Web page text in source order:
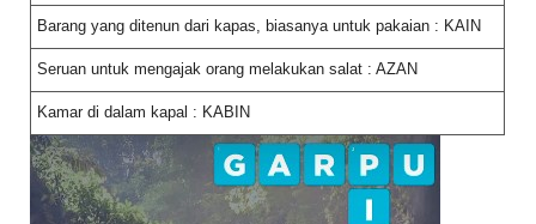
Barang yang ditenun dari kapas, biasanya untuk pakaian : KAIN
Seruan untuk mengajak orang melakukan salat : AZAN
Kamar di dalam kapal : KABIN